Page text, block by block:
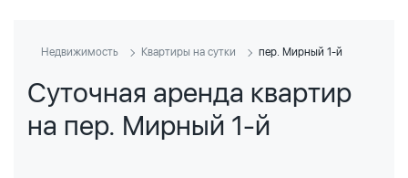
Недвижимость Квартиры на сутки пер. Мирный 1-й
Суточная аренда квартир
на пер. Мирный 1-й